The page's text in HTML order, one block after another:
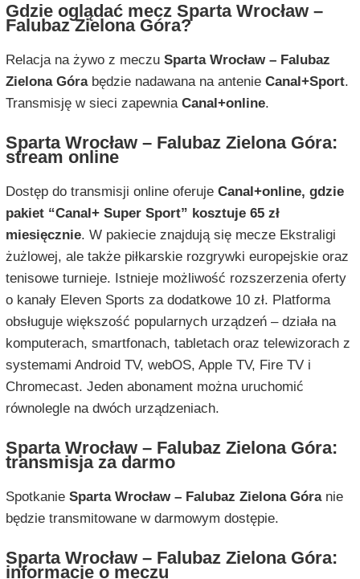
Gdzie oglądać mecz Sparta Wrocław –
Falubaz Zielona Góra?
Relacja na żywo z meczu Sparta Wrocław – Falubaz
Zielona Górabędzie nadawana na antenie Canal+Sport.
Transmisję w sieci zapewnia Canal+online.
Sparta Wrocław – Falubaz Zielona Góra:
stream online
Dostęp do transmisji online oferuje Canal+online, gdzie
pakiet “Canal+ Super Sport” kosztuje 65 zł
miesięcznie. W pakiecie znajdują się mecze Ekstraligi
żużlowej, ale także piłkarskie rozgrywki europejskie oraz
tenisowe turnieje. Istnieje możliwość rozszerzenia oferty
o kanały Eleven Sports za dodatkowe 10 zł. Platforma
obsługuje większość popularnych urządzeń – działa na
komputerach, smartfonach, tabletach oraz telewizorach z
systemami Android TV, webOS, Apple TV, Fire TV i
Chromecast. Jeden abonament można uruchomić
równolegle na dwóch urządzeniach.
Sparta Wrocław – Falubaz Zielona Góra:
transmisja za darmo
Spotkanie Sparta Wrocław – Falubaz Zielona Góranie
będzie transmitowane w darmowym dostępie.
Sparta Wrocław – Falubaz Zielona Góra:
informacje o meczu